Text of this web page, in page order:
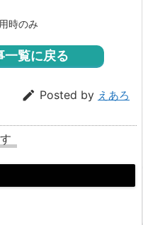
時のみ
一覧に戻る
 Posted by えあろ